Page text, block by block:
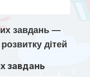
завдань —
дітей
завдань